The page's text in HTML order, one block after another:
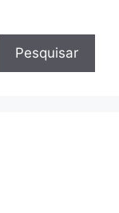
Pesquisar